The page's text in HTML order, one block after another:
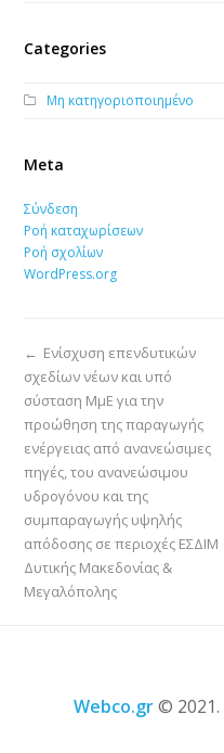
Categories
Μη κατηγοριοποιημένο
Meta
Σύνδεση
Ροή καταχωρίσεων
Ροή σχολίων
WordPress.org
← Ενίσχυση επενδυτικών
σχεδίων νέων και υπό
σύσταση ΜμΕ για την
προώθηση της παραγωγής
ενέργειας από ανανεώσιμες
πηγές, του ανανεώσιμου
υδρογόνου και της
συμπαραγωγής υψηλής
απόδοσης σε περιοχές ΕΣΔΙΜ
Δυτικής Μακεδονίας &
Μεγαλόπολης
Webco.gr© 2021.